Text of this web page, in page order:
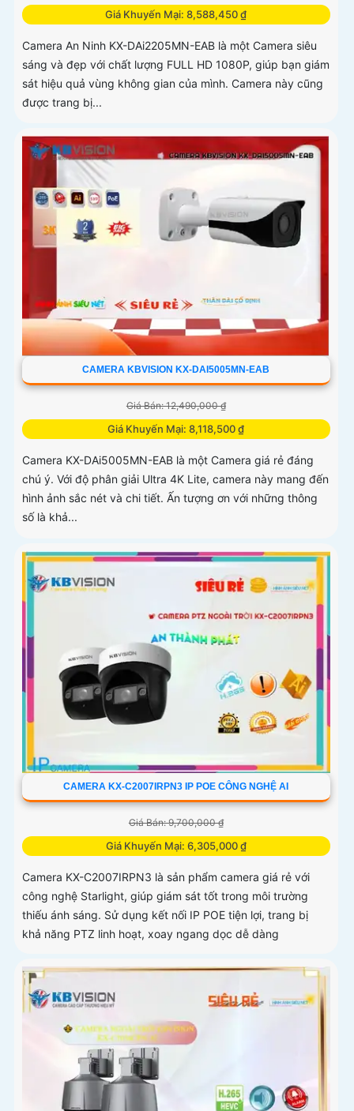
Giá Khuyến Mại: 8,588,450 ₫
Camera An Ninh KX-DAi2205MN-EAB là một Camera siêu
sáng và đẹp với chất lượng FULL HD 1080P, giúp bạn giám
sát hiệu quả vùng không gian của mình. Camera này cũng
được trang bị...
CAMERA KBVISION KX-DAI5005MN-EAB
Giá Bán: 12,490,000 ₫
Giá Khuyến Mại: 8,118,500 ₫
Camera KX-DAi5005MN-EAB là một Camera giá rẻ đáng
chú ý. Với độ phân giải Ultra 4K Lite, camera này mang đến
hình ảnh sắc nét và chi tiết. Ấn tượng ơn với những thông
số là khả...
CAMERA KX-C2007IRPN3 IP POE CÔNG NGHỆ AI
Giá Bán: 9,700,000 ₫
Giá Khuyến Mại: 6,305,000 ₫
Camera KX-C2007IRPN3 là sản phẩm camera giá rẻ với
công nghệ Starlight, giúp giám sát tốt trong môi trường
thiếu ánh sáng. Sử dụng kết nối IP POE tiện lợi, trang bị
khả năng PTZ linh hoạt, xoay ngang dọc dễ dàng